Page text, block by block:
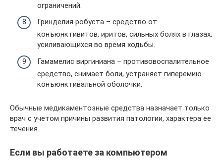
ограничений.
Гринделия робуста – средство от
конъюнктивитов, иритов, сильных болях в глазах,
усиливающихся во время ходьбы.
Гамамелис виргиниана – противовоспалительное
средство, снимает боли, устраняет гиперемию
конъюнктивальной оболочки.
Обычные медикаментозные средства назначает только
врач с учетом причины развития патологии, характера ее
течения.
Если вы работаете за компьютером